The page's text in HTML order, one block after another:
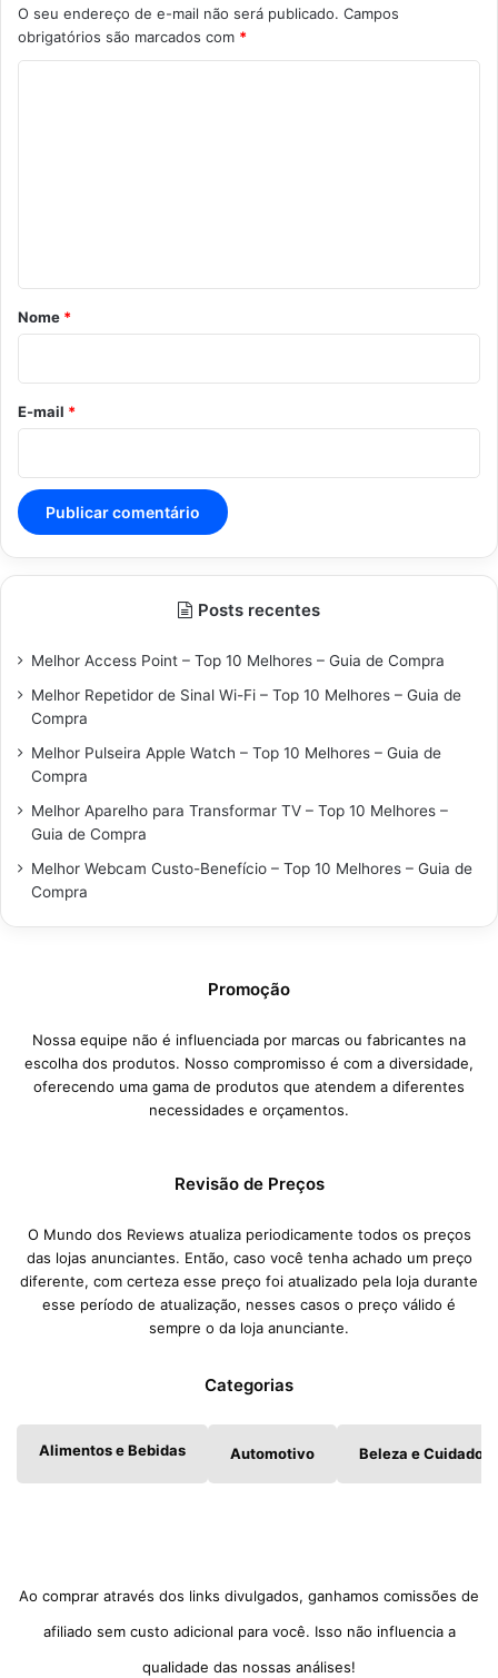
O seu endereço de e-mail não será publicado. Campos
obrigatórios são marcados com *
r
o
*
Nome *
E-mail *
Posts recentes
Melhor Access Point – Top 10 Melhores – Guia de Compra
Melhor Repetidor de Sinal Wi-Fi – Top 10 Melhores – Guia de
Compra
Melhor Pulseira Apple Watch – Top 10 Melhores – Guia de
Compra
Melhor Aparelho para Transformar TV – Top 10 Melhores –
Guia de Compra
Melhor Webcam Custo-Benefício – Top 10 Melhores – Guia de
Compra
Promoção
Nossa equipe não é influenciada por marcas ou fabricantes na
escolha dos produtos. Nosso compromisso é com a diversidade,
oferecendo uma gama de produtos que atendem a diferentes
necessidades e orçamentos.
Revisão de Preços
O Mundo dos Reviews atualiza periodicamente todos os preços
das lojas anunciantes. Então, caso você tenha achado um preço
diferente, com certeza esse preço foi atualizado pela loja durante
esse período de atualização, nesses casos o preço válido é
sempre o da loja anunciante.
Categorias
Alimentos e Bebidas Automotivo Beleza e Cuidados
Ao comprar através dos links divulgados, ganhamos comissões de
afiliado sem custo adicional para você. Isso não influencia a
qualidade das nossas análises!